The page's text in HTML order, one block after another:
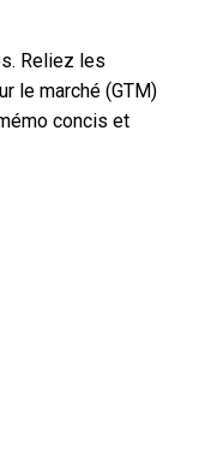
Reliez les
le marché (GTM)
concis et